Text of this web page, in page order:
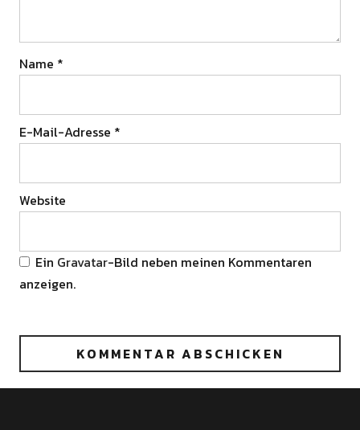
Name *
E-Mail-Adresse *
Website
Ein Gravatar-Bild neben meinen Kommentaren
anzeigen.